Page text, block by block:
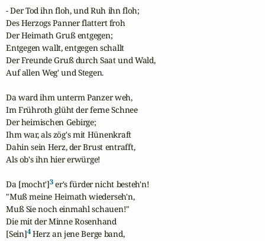
- Der Tod ihn floh, und Ruh ihn floh;
Des Herzogs Panner flattert froh
Der Heimath Gruß entgegen;
Entgegen wallt, entgegen schallt
Der Freunde Gruß durch Saat und Wald,
Auf allen Weg' und Stegen.
Da ward ihm unterm Panzer weh,
Im Frühroth glüht der ferne Schnee
Der heimischen Gebirge;
Ihm war, als zög's mit Hünenkraft
Dahin sein Herz, der Brust entrafft,
Als ob's ihn hier erwürge!
Da [mocht']3 er's fürder nicht besteh'n!
"Muß meine Heimath wiederseh'n,
Muß Sie noch einmahl schauen!"
Die mit der Minne Rosenhand
[Sein]4 Herz an jene Berge band,